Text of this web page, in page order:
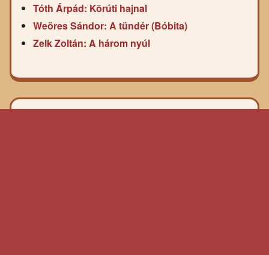
Tóth Árpád: Körúti hajnal
Weöres Sándor: A tündér (Bóbita)
Zelk Zoltán: A három nyúl